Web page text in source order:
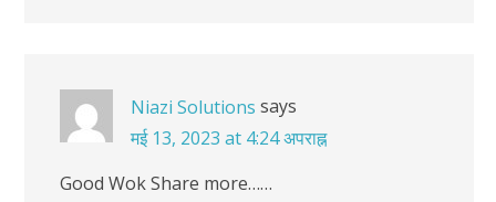
Niazi Solutions says
मई 13, 2023 at 4:24 अपराह्न
Good Wok Share more……